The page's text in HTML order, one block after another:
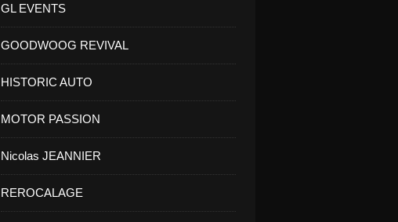
GL EVENTS
GOODWOOG REVIVAL
HISTORIC AUTO
MOTOR PASSION
Nicolas JEANNIER
REROCALAGE